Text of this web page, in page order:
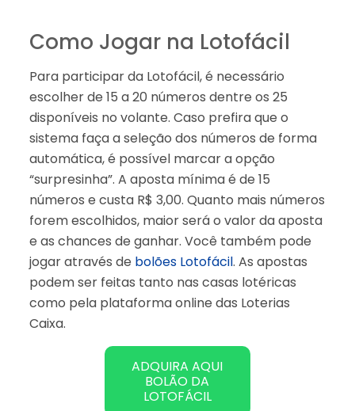
Como Jogar na Lotofácil
Para participar da Lotofácil, é necessário
escolher de 15 a 20 números dentre os 25
disponíveis no volante. Caso prefira que o
sistema faça a seleção dos números de forma
automática, é possível marcar a opção
“surpresinha”. A aposta mínima é de 15
números e custa R$ 3,00. Quanto mais números
forem escolhidos, maior será o valor da aposta
e as chances de ganhar. Você também pode
jogar através de bolões Lotofácil. As apostas
podem ser feitas tanto nas casas lotéricas
como pela plataforma online das Loterias
Caixa.
ADQUIRA AQUI
BOLÃO DA
LOTOFÁCIL